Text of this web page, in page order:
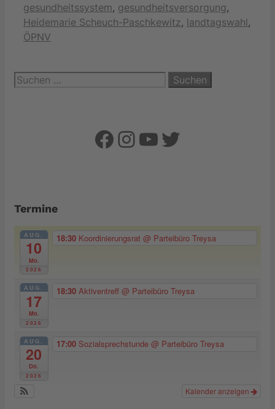
gesundheitssystem, gesundheitsversorgung,
Heidemarie Scheuch-Paschkewitz , landtagswahl,
ÖPNV
Suchen
nach:
Facebook
Instagram
YouTube
Twitter
Termine
AUG.
10
Mo.
2026
18:30 Koordinierungsrat @ Parteibüro Treysa
AUG.
17
Mo.
2026
18:30 Aktiventreff @ Parteibüro Treysa
AUG.
20
Do.
2026
17:00 Sozialsprechstunde @ Parteibüro Treysa
Kalender anzeigen